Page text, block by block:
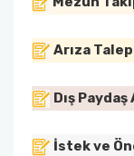
Arıza
Dış
İstek ve
Sempozyumu
Etkinlikler
Duyurular